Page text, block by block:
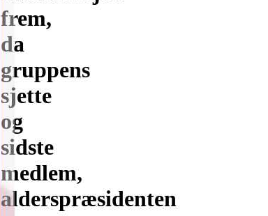
frem,
da
gruppens
sjette
og
sidste
medlem,
alderspræsidenten